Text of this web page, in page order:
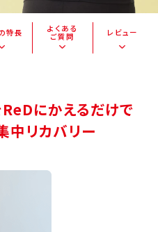
特長
よくある
ご質問
レビュー
にかえるだけで
中リカバリー